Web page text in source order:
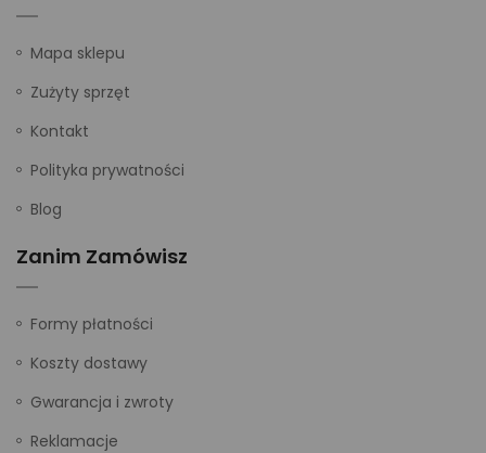
Mapa sklepu
Zużyty sprzęt
Kontakt
Polityka prywatności
Blog
Zanim Zamówisz
Formy płatności
Koszty dostawy
Gwarancja i zwroty
Reklamacje